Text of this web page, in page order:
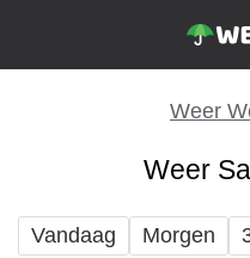
Weer
Weer
Vandaag Morgen